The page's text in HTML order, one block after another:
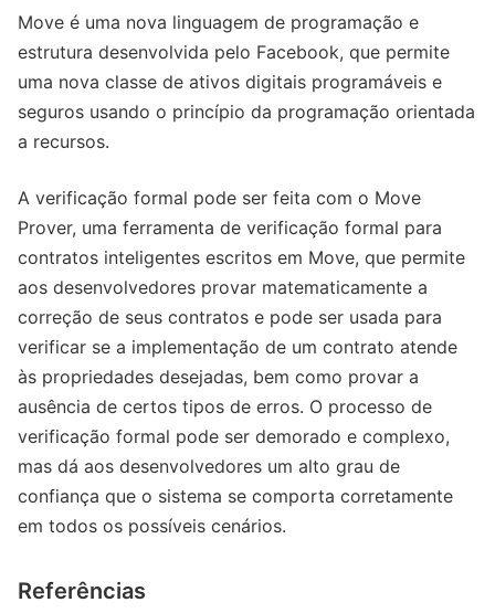
Move é uma nova linguagem de programação e
estrutura desenvolvida pelo Facebook, que permite
uma nova classe de ativos digitais programáveis e
seguros usando o princípio da programação orientada
a recursos.
A verificação formal pode ser feita com o Move
Prover, uma ferramenta de verificação formal para
contratos inteligentes escritos em Move, que permite
aos desenvolvedores provar matematicamente a
correção de seus contratos e pode ser usada para
verificar se a implementação de um contrato atende
às propriedades desejadas, bem como provar a
ausência de certos tipos de erros. O processo de
verificação formal pode ser demorado e complexo,
mas dá aos desenvolvedores um alto grau de
confiança que o sistema se comporta corretamente
em todos os possíveis cenários.
Referências